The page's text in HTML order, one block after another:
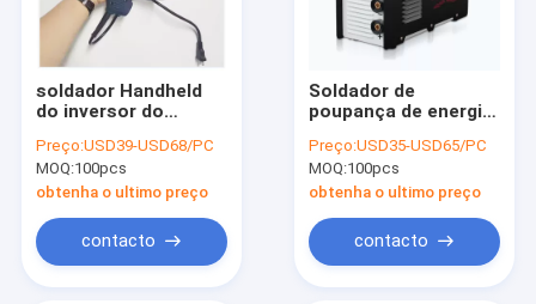
soldador Handheld
do inversor do
Amal 120A
Preço:USD39-USD68/PC
MOQ:100pcs
obtenha o ultimo preço
contacto
Soldador de
poupança de energia
Muttahida Majlis-E-
Amal de 160A IGBT
Preço:USD35-USD65/PC
MOQ:100pcs
obtenha o ultimo preço
contacto